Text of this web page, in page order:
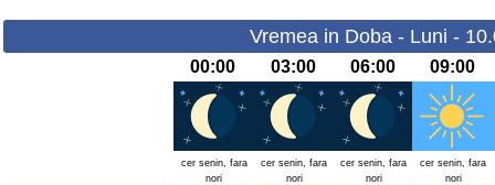
Vremea in Doba - Luni -
00:00 03:00 06:00 09:00
cer senin, fara
nori
cer senin, fara
nori
cer senin, fara
nori
cer senin, fara
nori